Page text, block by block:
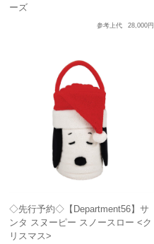
ーズ
参考上代 28,000円
◇先行予約◇【Department56】サ
ンタ スヌーピー スノースロー <ク
リスマス>